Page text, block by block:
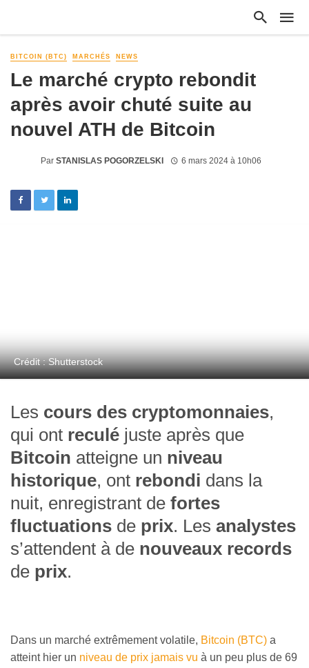
BITCOIN (BTC) MARCHÉS NEWS
Le marché crypto rebondit
après avoir chuté suite au
nouvel ATH de Bitcoin
Par STANISLAS POGORZELSKI 6 mars 2024 à 10h06
Crédit : Shutterstock
Les cours des cryptomonnaies,
qui ont reculé juste après que
Bitcoin atteigne un niveau
historique, ont rebondi dans la
nuit, enregistrant de fortes
fluctuations de prix. Les analystes
s’attendent à de nouveaux records
de prix.
Dans un marché extrêmement volatile, Bitcoin (BTC) a
atteint hier un niveau de prix jamais vu à un peu plus de 69